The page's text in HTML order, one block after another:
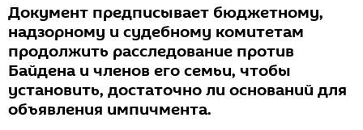
Документ предписывает бюджетному,
надзорному и судебному комитетам
продолжить расследование против
Байдена и членов его семьи, чтобы
установить, достаточно ли оснований для
объявления импичмента.